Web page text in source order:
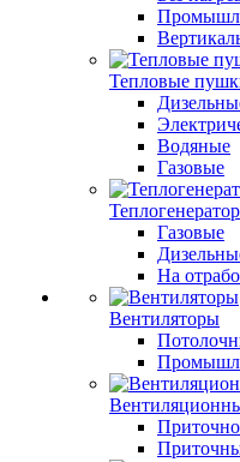
Тепловые
Водяные
Газовые
Газовые
На
Вентиляторы